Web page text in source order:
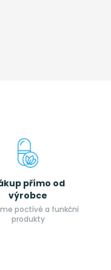
přímo od
výrobce
poctívé a funkční
produkty